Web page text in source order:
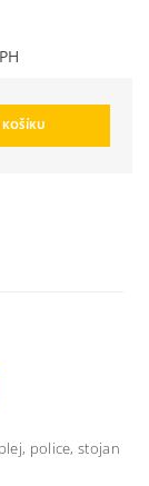
police, stojan